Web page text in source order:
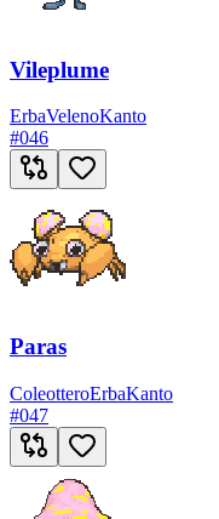
Vileplume
ErbaVelenoKanto
#046
Paras
ColeotteroErbaKanto
#047